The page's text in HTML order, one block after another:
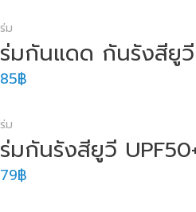
ร่ม
ร่มกันแดด กันรังสียู
85฿
ร่ม
ร่มกันรังสียูวี
79฿